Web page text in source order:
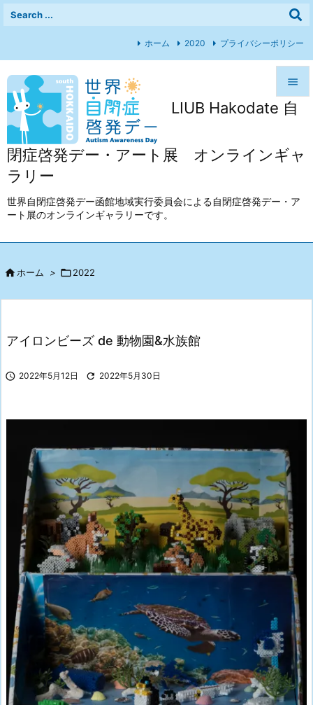
LIUB Hakodate 自
閉症啓発デー・アート展 オンラインギャ
ラリー
世界自閉症啓発デー函館地域実行委員会による自閉症啓発デー・ア
ート展のオンラインギャラリーです。



前へ
次へ
ホーム 2020 プライバシーポリシー
ホーム > 2022
アイロンビーズ de 動物園&水族館
 2022年5月12日  2022年5月30日